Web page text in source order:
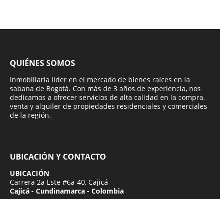
QUIÉNES SOMOS
Inmobiliaria líder en el mercado de bienes raíces en la
sabana de Bogotá. Con más de 3 años de experiencia, nos
dedicamos a ofrecer servicios de alta calidad en la compra,
venta y alquiler de propiedades residenciales y comerciales
de la región.
UBICACIÓN Y CONTACTO
UBICACIÓN
Carrera 2a Este #6a-40, Cajicá
Cajicá - Cundinamarca - Colombia